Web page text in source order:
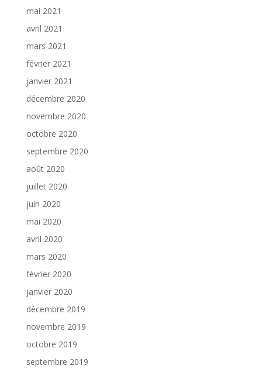
mai 2021
avril 2021
mars 2021
février 2021
janvier 2021
décembre 2020
novembre 2020
octobre 2020
septembre 2020
août 2020
juillet 2020
juin 2020
mai 2020
avril 2020
mars 2020
février 2020
janvier 2020
décembre 2019
novembre 2019
octobre 2019
septembre 2019